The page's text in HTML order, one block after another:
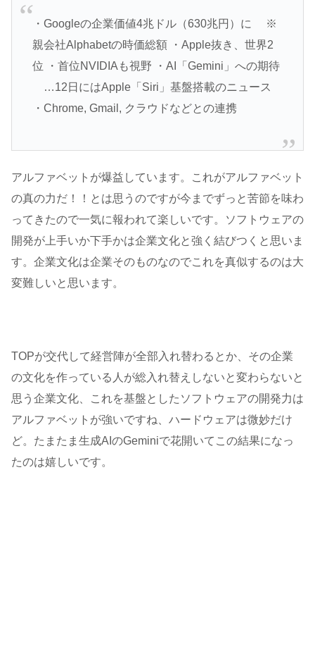
・Googleの企業価値4兆ドル（630兆円）に ※
親会社Alphabetの時価総額 ・Apple抜き、世界2
位 ・首位NVIDIAも視野 ・AI「Gemini」への期待
…12日にはApple「Siri」基盤搭載のニュース
・Chrome, Gmail, クラウドなどとの連携
アルファベットが爆益しています。これがアルファベット
の真の力だ！！とは思うのですが今までずっと苦節を味わ
ってきたので一気に報われて楽しいです。ソフトウェアの
開発が上手いか下手かは企業文化と強く結びつくと思いま
す。企業文化は企業そのものなのでこれを真似するのは大
変難しいと思います。
TOPが交代して経営陣が全部入れ替わるとか、その企業
の文化を作っている人が総入れ替えしないと変わらないと
思う企業文化、これを基盤としたソフトウェアの開発力は
アルファベットが強いですね、ハードウェアは微妙だけ
ど。たまたま生成AIのGeminiで花開いてこの結果になっ
たのは嬉しいです。